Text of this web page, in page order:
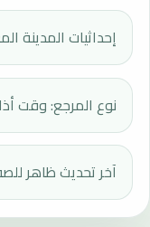
إحداثيات المدينة المعروضة:
نوع المرجع: وقت
آخر تحديث ظاهر للصفحة: ١٠ أغسطس ٢٠٢٦